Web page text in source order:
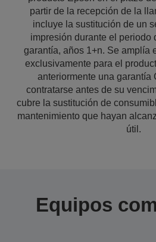
partir de la recepción de la
incluye la sustitución de un
impresión durante el periodo
garantía, años 1+n. Se amplía
exclusivamente para el
anteriormente una garantía
contratarse antes de su
cubre la sustitución de
mantenimiento que hayan
útil.
Equipos